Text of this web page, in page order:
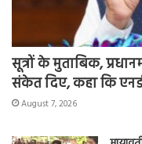
सूत्रों के मुताबिक,
संकेत दिए, कहा कि
August 7, 2026